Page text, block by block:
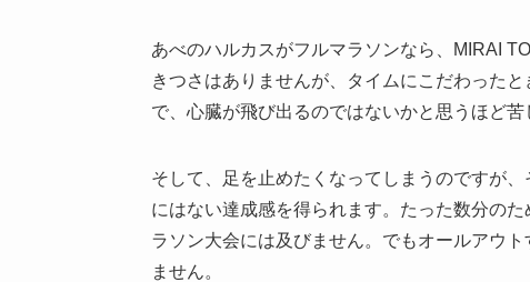
あべのハルカスがフルマラソンなら、MIRAI
きつさはありませんが、タイムにこだわった
で、心臓が飛び出るのではないかと思うほど苦
そして、足を止めたくなってしまうのですが
にはない達成感を得られます。たった数分の
ラソン大会には及びません。でもオールアウ
ません。